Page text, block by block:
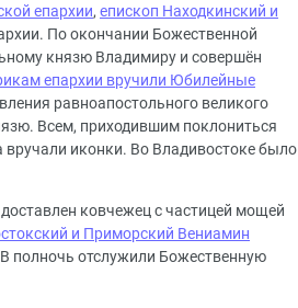
епархии, епископ Находкинский и
По окончании Божественной
князю Владимиру и совершён
епархии вручили Юбилейные
равноапостольного великого
Всем, приходившим поклониться
иконки. Во Владивостоке было
ковчежец с частицей мощей
и Приморский Вениамин
полночь отслужили Божественную